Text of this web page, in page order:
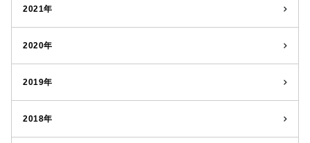
2021年
2020年
2019年
2018年